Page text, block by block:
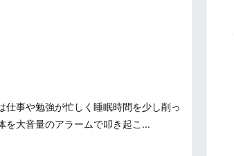
仕事や勉強が忙しく睡眠時間を少し削っ
を大音量のアラームで叩き起こ...